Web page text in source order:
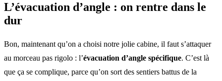
L’évacuation d’angle : on rentre dans le
dur
Bon, maintenant qu’on a choisi notre jolie cabine, il faut s’attaquer
au morceau pas rigolo : l’évacuation d’angle spécifique. C’est là
que ça se complique, parce qu’on sort des sentiers battus de la